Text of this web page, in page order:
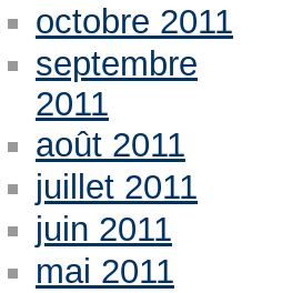
octobre 2011
septembre
2011
août 2011
juillet 2011
juin 2011
mai 2011